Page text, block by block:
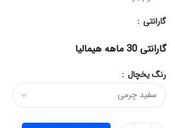
گارانتی
گارانتی 30 ماهه هیمالیا
رنگ یخچال